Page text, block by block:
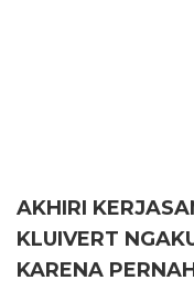
AKHIRI
KLUIVERT
KARENA